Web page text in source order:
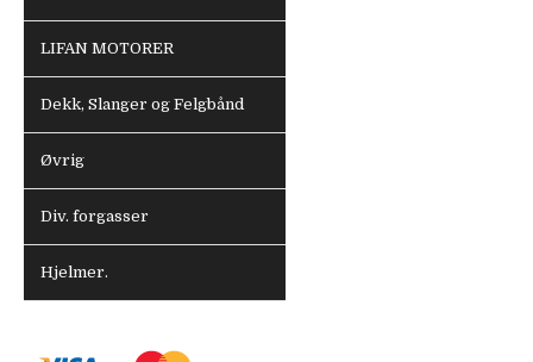
LIFAN MOTORER
Dekk, Slanger og Felgbånd
Øvrig
Div. forgasser
Hjelmer.